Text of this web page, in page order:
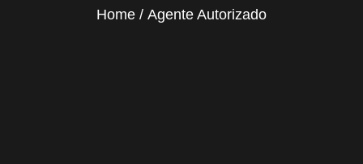
Home Agente Autorizado